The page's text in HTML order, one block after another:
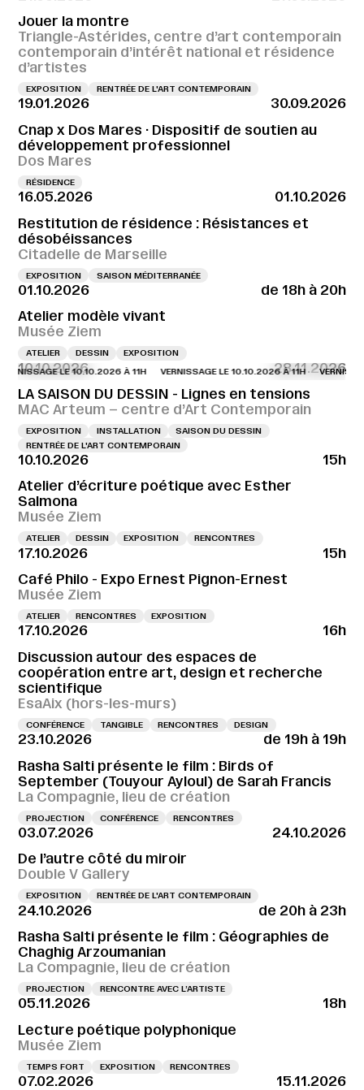
Jouer la montre
Triangle-Astérides, centre d’art contemporain
contemporain d’intérêt national et résidence
d’artistes
EXPOSITION RENTRÉE DE L'ART CONTEMPORAIN
19.01.2026
30.09.2026
Cnap x Dos Mares · Dispositif de soutien au
développement professionnel
Dos Mares
RÉSIDENCE
16.05.2026
01.10.2026
Restitution de résidence : Résistances et
désobéissances
Citadelle de Marseille
EXPOSITION SAISON MÉDITERRANÉE
01.10.2026
de 18h à 20h
Atelier modèle vivant
Musée Ziem
ATELIER DESSIN EXPOSITION
10.10.2026 28.11.2026
LE 10.10.2026 À 11H VERNISSAGE LE 10.10.2026 À 11H
LA SAISON DU DESSIN - Lignes en tensions
MAC Arteum – centre d’Art Contemporain
EXPOSITION INSTALLATION
SAISON DU DESSIN
RENTRÉE DE L'ART CONTEMPORAIN
10.10.2026
15h
Atelier d’écriture poétique avec Esther
Salmona
Musée Ziem
ATELIER DESSIN EXPOSITION RENCONTRES
17.10.2026
15h
Café Philo - Expo Ernest Pignon-Ernest
Musée Ziem
ATELIER RENCONTRES EXPOSITION
17.10.2026
16h
Discussion autour des espaces de
coopération entre art, design et recherche
scientifique
EsaAix (hors-les-murs)
CONFÉRENCE TANGIBLE RENCONTRES DESIGN
23.10.2026
de 19h à 19h
Rasha Salti présente le film : Birds of
September (Touyour Ayloul) de Sarah Francis
La Compagnie, lieu de création
PROJECTION CONFÉRENCE RENCONTRES
03.07.2026
24.10.2026
De l’autre côté du miroir
Double V Gallery
EXPOSITION RENTRÉE DE L'ART CONTEMPORAIN
24.10.2026
de 20h à 23h
Rasha Salti présente le film : Géographies de
Chaghig Arzoumanian
La Compagnie, lieu de création
PROJECTION RENCONTRE AVEC L’ARTISTE
05.11.2026
18h
Lecture poétique polyphonique
Musée Ziem
TEMPS FORT EXPOSITION RENCONTRES
07.02.2026 15.11.2026